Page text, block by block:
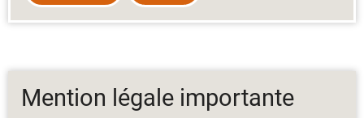
Mention légale importante